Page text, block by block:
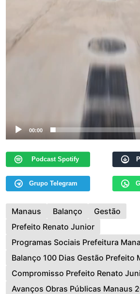
00:00
Podcast Spotify
Grupo Telegram
Manaus Balanço
Gestão
Prefeito Renato Junior
Programas Sociais Prefeitura
Balanço 100 Dias Gestão Prefeito
Compromisso Prefeito Renato
Avanços Obras Públicas Manaus